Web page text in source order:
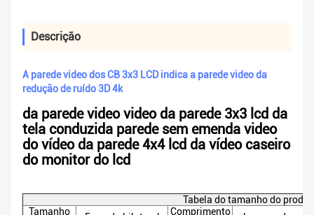
Descrição
A parede video dos CB 3x3 LCD indica a parede video da
redução de ruído 3D 4k
da parede video video da parede 3x3 lcd da
tela conduzida parede sem emenda video
do vídeo da parede 4x4 lcd da vídeo caseiro
do monitor do lcd
Tabela do tamanho do
Tamanho
Comprimento